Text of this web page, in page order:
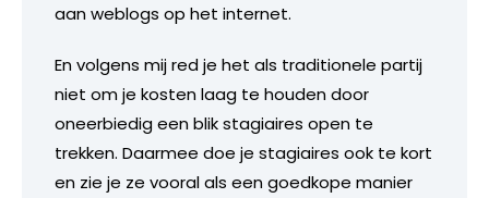
aan weblogs op het internet.
En volgens mij red je het als traditionele partij
niet om je kosten laag te houden door
oneerbiedig een blik stagiaires open te
trekken. Daarmee doe je stagiaires ook te kort
en zie je ze vooral als een goedkope manier